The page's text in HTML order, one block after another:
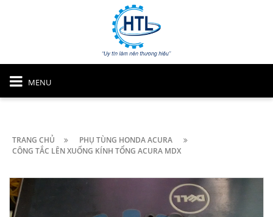
MENU
TRANG CHỦ
PHỤ TÙNG HONDA ACURA
CÔNG TẮC LÊN XUỐNG KÍNH TỔNG ACURA MDX